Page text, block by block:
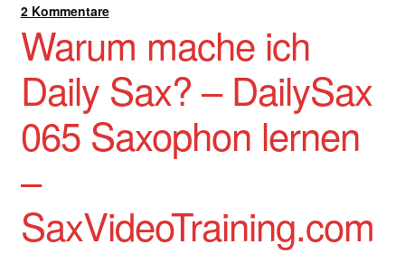
2 Kommentare
Warum mache ich
Daily Sax? – DailySax
065 Saxophon lernen
–
SaxVideoTraining.com